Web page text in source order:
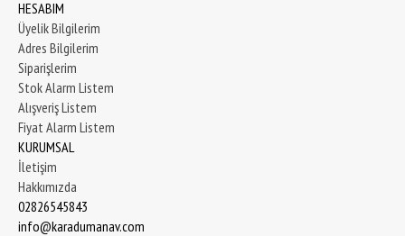
HESABIM
Üyelik Bilgilerim
Adres Bilgilerim
Siparişlerim
Stok Alarm Listem
Alışveriş Listem
Fiyat Alarm Listem
KURUMSAL
İletişim
Hakkımızda
02826545843
info@karadumanav.com